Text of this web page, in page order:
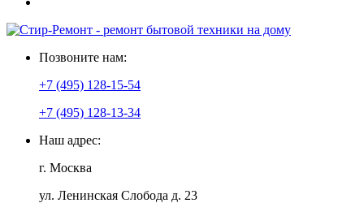
Позвоните нам:
+7 (495) 128-15-54
+7 (495) 128-13-34
Наш адрес:
г. Москва
ул. Ленинская Слобода д. 23